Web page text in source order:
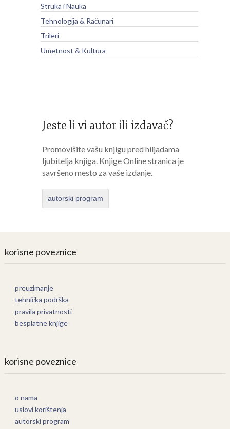
Struka i Nauka
Tehnologija & Računari
Trileri
Umetnost & Kultura
Jeste li vi autor ili izdavač?
Promovišite vašu knjigu pred hiljadama
ljubitelja knjiga. Knjige Online stranica je
savršeno mesto za vaše izdanje.
autorski program
korisne poveznice
preuzimanje
tehnička podrška
pravila privatnosti
besplatne knjige
korisne poveznice
o nama
uslovi korištenja
autorski program